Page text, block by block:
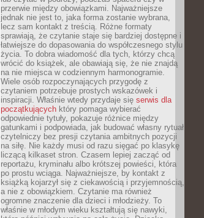
przerwie między obowiązkami. Najważniejsze
jednak nie jest to, jaka forma zostanie wybrana,
lecz sam kontakt z treścią. Różne formaty
sprawiają, że czytanie staje się bardziej dostępne i
łatwiejsze do dopasowania do współczesnego stylu
życia. To dobra wiadomość dla tych, którzy chcą
wrócić do książek, ale obawiają się, że nie znajdą
na nie miejsca w codziennym harmonogramie.
Wiele osób rozpoczynających przygodę z
czytaniem potrzebuje prostych wskazówek i
inspiracji. Właśnie wtedy przydaje się serwis dla
początkujących który pomaga wybierać
odpowiednie tytuły, pokazuje różnice między
gatunkami i podpowiada, jak budować własny rytuał
czytelniczy bez presji czytania ambitnych pozycji
na siłę. Nie każdy musi od razu sięgać po klasykę
liczącą kilkaset stron. Czasem lepiej zacząć od
reportażu, kryminału albo krótszej powieści, która
po prostu wciąga. Najważniejsze, by kontakt z
książką kojarzył się z ciekawością i przyjemnością,
a nie z obowiązkiem. Czytanie ma również
ogromne znaczenie dla dzieci i młodzieży. To
właśnie w młodym wieku kształtują się nawyki,